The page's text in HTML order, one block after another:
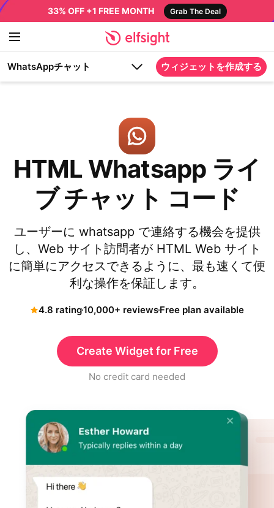
33% OFF +1 FREE MONTH Grab The Deal
WhatsAppチャット ウィジェットを作成する
HTML Whatsapp ライ
ブ チャット コード
ユーザーに whatsapp で連絡する機会を提供
し、Web サイト訪問者が HTML Web サイト
に簡単にアクセスできるように、最も速くて便
利な操作を保証します。
4.8 rating10,000+ reviewsFree plan available
Create Widget for Free
No credit card needed